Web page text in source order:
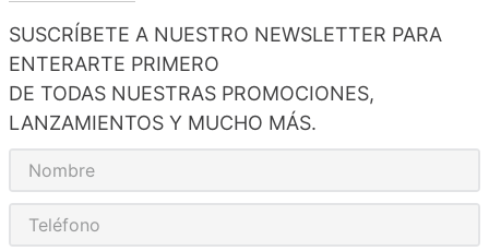
SUSCRÍBETE A NUESTRO NEWSLETTER PARA
ENTERARTE PRIMERO
DE TODAS NUESTRAS PROMOCIONES,
LANZAMIENTOS Y MUCHO MÁS.